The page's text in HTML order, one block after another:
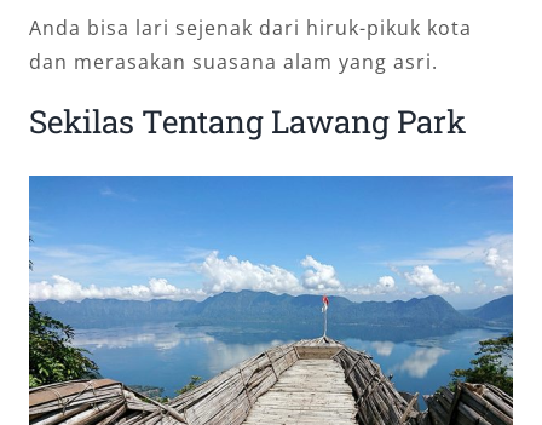
Anda bisa lari sejenak dari hiruk-pikuk kota
dan merasakan suasana alam yang asri.
Sekilas Tentang Lawang Park